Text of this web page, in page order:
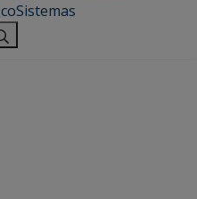
Sistemas